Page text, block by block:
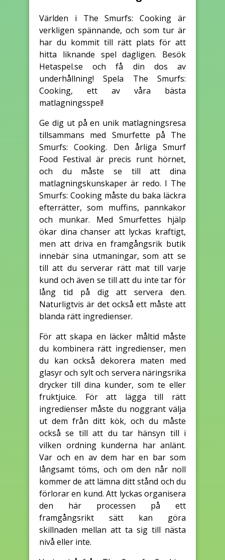
Världen i The Smurfs: Cooking är
verkligen spännande, och som tur är
har du kommit till rätt plats för att
hitta liknande spel dagligen. Besök
Hetaspel.se och få din dos av
underhållning! Spela The Smurfs:
Cooking, ett av våra bästa
matlagningsspel!
Ge dig ut på en unik matlagningsresa
tillsammans med Smurfette på The
Smurfs: Cooking. Den årliga Smurf
Food Festival är precis runt hörnet,
och du måste se till att dina
matlagningskunskaper är redo. I The
Smurfs: Cooking måste du baka läckra
efterrätter, som muffins, pannkakor
och munkar. Med Smurfettes hjälp
ökar dina chanser att lyckas kraftigt,
men att driva en framgångsrik butik
innebär sina utmaningar, som att se
till att du serverar rätt mat till varje
kund och även se till att du inte tar för
lång tid på dig att servera den.
Naturligtvis är det också ett måste att
blanda rätt ingredienser.
För att skapa en läcker måltid måste
du kombinera rätt ingredienser, men
du kan också dekorera maten med
glasyr och sylt och servera näringsrika
drycker till dina kunder, som te eller
fruktjuice. För att lägga till rätt
ingredienser måste du noggrant välja
ut dem från ditt kök, och du måste
också se till att du tar hänsyn till i
vilken ordning kunderna har anlänt.
Var och en av dem har en bar som
långsamt töms, och om den når noll
kommer de att lämna ditt stånd och du
förlorar en kund. Att lyckas organisera
den här processen på ett
framgångsrikt sätt kan göra
skillnaden mellan att ta sig till nästa
nivå eller inte.